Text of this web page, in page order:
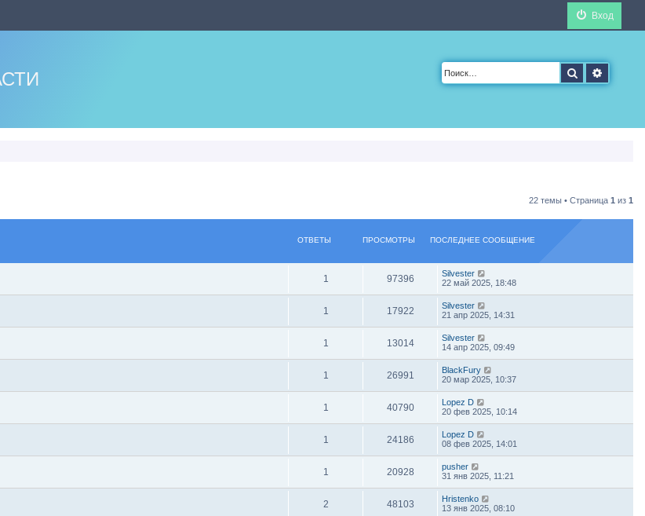
Вход
Поиск
22 темы • Страница 1 из 1
ОТВЕТЫ ПРОСМОТРЫ ПОСЛЕДНЕЕ СООБЩЕНИЕ
1 97396
Silvester
22 май 2025, 18:48
1 17922
Silvester
21 апр 2025, 14:31
1 13014
Silvester
14 апр 2025, 09:49
1 26991
BlackFury
20 мар 2025, 10:37
1 40790
Lopez D
20 фев 2025, 10:14
1 24186
Lopez D
08 фев 2025, 14:01
1 20928
pusher
31 янв 2025, 11:21
2 48103
Hristenko
13 янв 2025, 08:10